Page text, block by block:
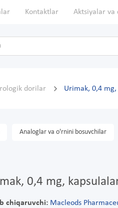
Kontaktlar Aktsiyalar va
dorilar Urimak, 0,4
Analoglar va o'rnini bosuvchilar
0,4 mg,
chiqaruvchi: Macleods